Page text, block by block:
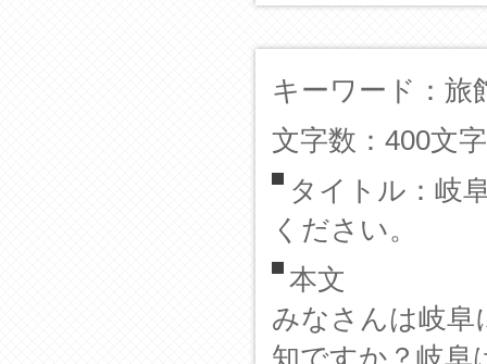
キーワード：
文字数：400文字
タイトル：岐
ください。
本文
みなさんは岐阜
知ですか？岐阜